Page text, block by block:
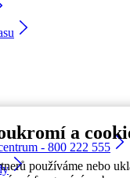
a
používáme nebo
- 800 222 555